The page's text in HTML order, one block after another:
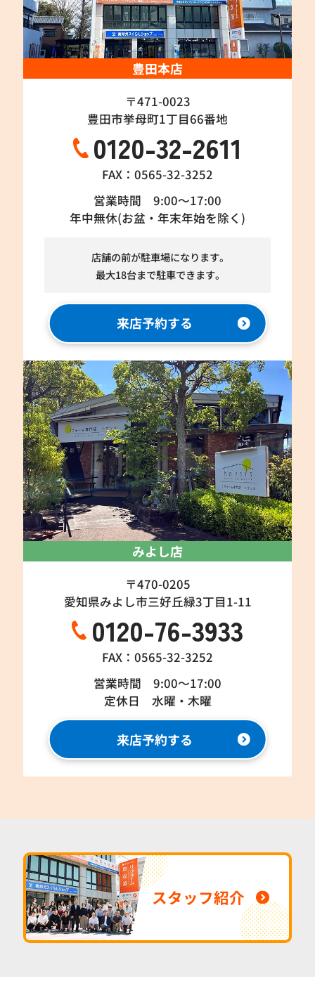
豊田本店
〒471-0023
豊田市挙母町1丁目66番地
0120-32-2611
FAX：0565-32-3252
営業時間 9:00～17:00
年中無休(お盆・年末年始を除く)
店舗の前が駐車場になります。
最大18台まで駐車できます。
来店予約する
みよし店
〒470-0205
愛知県みよし市三好丘緑3丁目1-11
0120-76-3933
FAX：0565-32-3252
営業時間 9:00～17:00
定休日 水曜・木曜
来店予約する
スタッフ紹介